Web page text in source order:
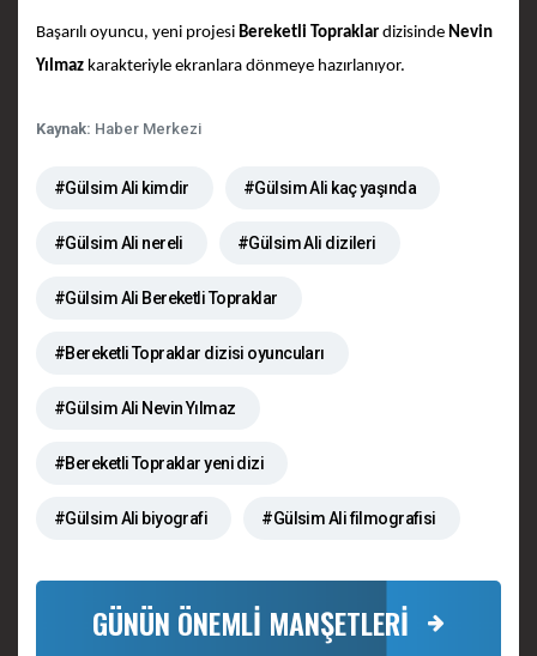
Başarılı oyuncu, yeni projesi Bereketli Topraklar dizisinde Nevin
Yılmaz karakteriyle ekranlara dönmeye hazırlanıyor.
Kaynak: Haber Merkezi
#Gülsim Ali kimdir #Gülsim Ali kaç yaşında
#Gülsim Ali nereli #Gülsim Ali dizileri
#Gülsim Ali Bereketli Topraklar
#Bereketli Topraklar dizisi oyuncuları
#Gülsim Ali Nevin Yılmaz
#Bereketli Topraklar yeni dizi
#Gülsim Ali biyografi #Gülsim Ali filmografisi
GÜNÜN ÖNEMLİ MANŞETLERİ